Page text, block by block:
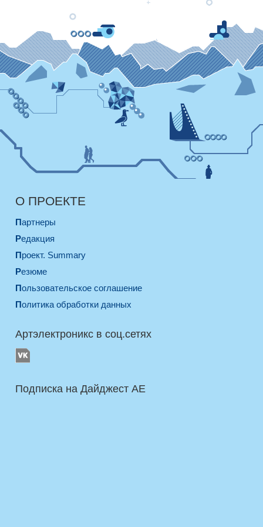
О ПРОЕКТЕ
Партнеры
Редакция
Проект. Summary
Резюме
Пользовательское соглашение
Политика обработки данных
Артэлектроникс в соц.сетях
Подписка на Дайджест AE